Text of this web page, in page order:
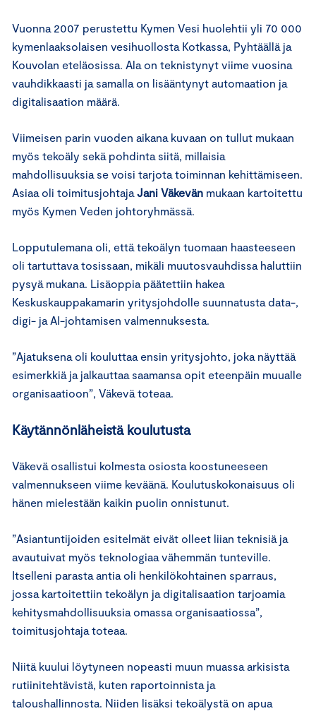
Vuonna 2007 perustettu Kymen Vesi huolehtii yli 70 000
kymenlaaksolaisen vesihuollosta Kotkassa, Pyhtäällä ja
Kouvolan eteläosissa. Ala on teknistynyt viime vuosina
vauhdikkaasti ja samalla on lisääntynyt automaation ja
digitalisaation määrä.
Viimeisen parin vuoden aikana kuvaan on tullut mukaan
myös tekoäly sekä pohdinta siitä, millaisia
mahdollisuuksia se voisi tarjota toiminnan kehittämiseen.
Asiaa oli toimitusjohtaja Jani Väkevän mukaan kartoitettu
myös Kymen Veden johtoryhmässä.
Lopputulemana oli, että tekoälyn tuomaan haasteeseen
oli tartuttava tosissaan, mikäli muutosvauhdissa haluttiin
pysyä mukana. Lisäoppia päätettiin hakea
Keskuskauppakamarin yritysjohdolle suunnatusta data-,
digi- ja AI-johtamisen valmennuksesta.
”Ajatuksena oli kouluttaa ensin yritysjohto, joka näyttää
esimerkkiä ja jalkauttaa saamansa opit eteenpäin muualle
organisaatioon”, Väkevä toteaa.
Käytännönläheistä koulutusta
Väkevä osallistui kolmesta osiosta koostuneeseen
valmennukseen viime keväänä. Koulutuskokonaisuus oli
hänen mielestään kaikin puolin onnistunut.
”Asiantuntijoiden esitelmät eivät olleet liian teknisiä ja
avautuivat myös teknologiaa vähemmän tunteville.
Itselleni parasta antia oli henkilökohtainen sparraus,
jossa kartoitettiin tekoälyn ja digitalisaation tarjoamia
kehitysmahdollisuuksia omassa organisaatiossa”,
toimitusjohtaja toteaa.
Niitä kuului löytyneen nopeasti muun muassa arkisista
rutiinitehtävistä, kuten raportoinnista ja
taloushallinnosta. Niiden lisäksi tekoälystä on apua